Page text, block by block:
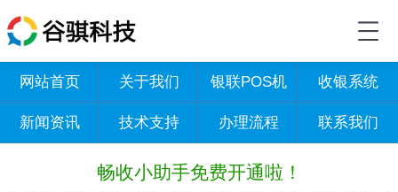
网站首页 关于我们 银联POS机 收银系统
新闻资讯 技术支持 办理流程 联系我们
畅收小助手免费开通啦！